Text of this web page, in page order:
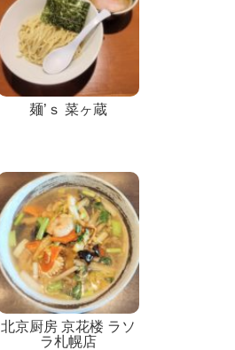
麺’ｓ 菜ヶ蔵
北京厨房 京花楼 ラソ
ラ札幌店